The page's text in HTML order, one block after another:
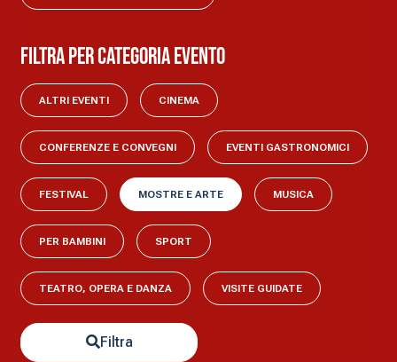
Filtra per categoria evento
ALTRI EVENTI CINEMA
CONFERENZE E CONVEGNI EVENTI GASTRONOMICI
FESTIVAL MOSTRE E ARTE MUSICA
PER BAMBINI SPORT
TEATRO, OPERA E DANZA VISITE GUIDATE
Filtra